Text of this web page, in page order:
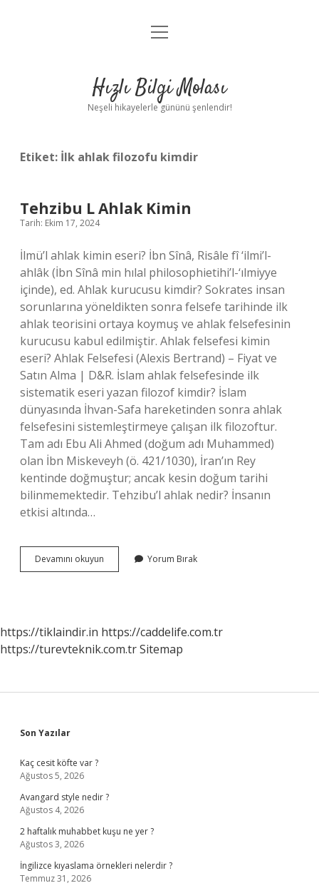
Anasayfa
Yasal Uyarı
menüyü
Hızlı Bilgi Molası
Neşeli hikayelerle gününü şenlendir!
Etiket: İlk ahlak filozofu kimdir
Tehzibu L Ahlak Kimin
Tarih: Ekim 17, 2024
İlmü’l ahlak kimin eseri? İbn Sînâ, Risâle fî ‘ilmi’l-
ahlâk (İbn Sînâ min hılal philosophietihi’l-‘ılmiyye
içinde), ed. Ahlak kurucusu kimdir? Sokrates insan
sorunlarına yöneldikten sonra felsefe tarihinde ilk
ahlak teorisini ortaya koymuş ve ahlak felsefesinin
kurucusu kabul edilmiştir. Ahlak felsefesi kimin
eseri? Ahlak Felsefesi (Alexis Bertrand) – Fiyat ve
Satın Alma | D&R. İslam ahlak felsefesinde ilk
sistematik eseri yazan filozof kimdir? İslam
dünyasında İhvan-Safa hareketinden sonra ahlak
felsefesini sistemleştirmeye çalışan ilk filozoftur.
Tam adı Ebu Ali Ahmed (doğum adı Muhammed)
olan İbn Miskeveyh (ö. 421/1030), İran’ın Rey
kentinde doğmuştur; ancak kesin doğum tarihi
bilinmemektedir. Tehzibu’l ahlak nedir? İnsanın
etkisi altında…
Devamını okuyun Tehzibu
L
Yorum Bırak
https://tiklaindir.in https://caddelife.com.tr
https://turevteknik.com.trSitemap
Sidebar
Son Yazılar
Kaç cesit köfte var ?
Ağustos 5, 2026
Avangard style nedir ?
Ağustos 4, 2026
2 haftalık muhabbet kuşu ne yer ?
Ağustos 3, 2026
İngilizce kıyaslama örnekleri nelerdir ?
Temmuz 31, 2026